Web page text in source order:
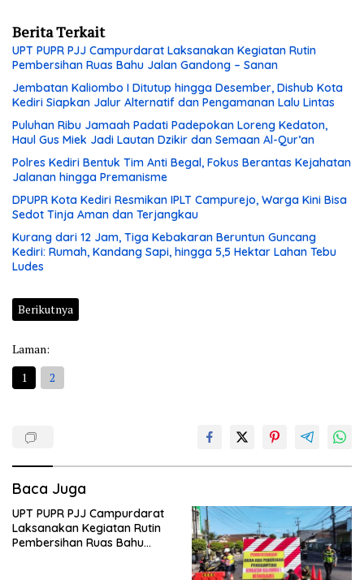
Berita Terkait
UPT PUPR PJJ Campurdarat Laksanakan Kegiatan Rutin
Pembersihan Ruas Bahu Jalan Gandong – Sanan
Jembatan Kaliombo I Ditutup hingga Desember, Dishub Kota
Kediri Siapkan Jalur Alternatif dan Pengamanan Lalu Lintas
Puluhan Ribu Jamaah Padati Padepokan Loreng Kedaton,
Haul Gus Miek Jadi Lautan Dzikir dan Semaan Al-Qur’an
Polres Kediri Bentuk Tim Anti Begal, Fokus Berantas Kejahatan
Jalanan hingga Premanisme
DPUPR Kota Kediri Resmikan IPLT Campurejo, Warga Kini Bisa
Sedot Tinja Aman dan Terjangkau
Kurang dari 12 Jam, Tiga Kebakaran Beruntun Guncang
Kediri: Rumah, Kandang Sapi, hingga 5,5 Hektar Lahan Tebu
Ludes
Berikutnya
Laman:
1
2
Baca Juga
UPT PUPR PJJ Campurdarat
Laksanakan Kegiatan Rutin
Pembersihan Ruas Bahu